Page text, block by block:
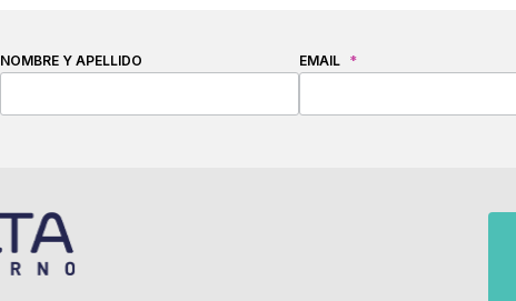
NOMBRE Y APELLIDO EMAIL *